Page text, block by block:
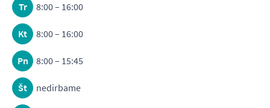
Tr 8:00 – 16:00
Kt 8:00 – 16:00
Pn 8:00 – 15:45
Št nedirbame